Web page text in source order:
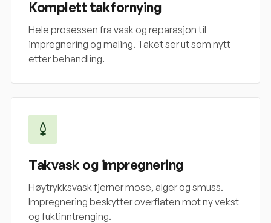
Komplett takfornying
Hele prosessen fra vask og reparasjon til
impregnering og maling. Taket ser ut som nytt
etter behandling.
Takvask og impregnering
Høytrykksvask fjerner mose, alger og smuss.
Impregnering beskytter overflaten mot ny vekst
og fuktinntrenging.